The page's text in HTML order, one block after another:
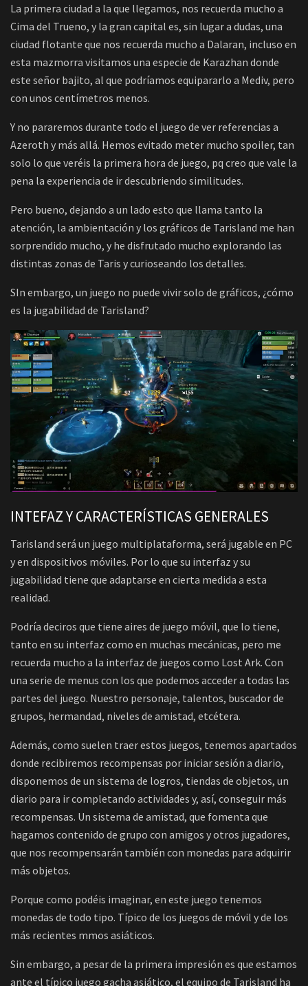
La primera ciudad a la que llegamos, nos recuerda mucho a
Cima del Trueno, y la gran capital es, sin lugar a dudas, una
ciudad flotante que nos recuerda mucho a Dalaran, incluso en
esta mazmorra visitamos una especie de Karazhan donde
este señor bajito, al que podríamos equipararlo a Mediv, pero
con unos centímetros menos.
Y no pararemos durante todo el juego de ver referencias a
Azeroth y más allá. Hemos evitado meter mucho spoiler, tan
solo lo que veréis la primera hora de juego, pq creo que vale la
pena la experiencia de ir descubriendo similitudes.
Pero bueno, dejando a un lado esto que llama tanto la
atención, la ambientación y los gráficos de Tarisland me han
sorprendido mucho, y he disfrutado mucho explorando las
distintas zonas de Taris y curioseando los detalles.
SIn embargo, un juego no puede vivir solo de gráficos, ¿cómo
es la jugabilidad de Tarisland?
INTEFAZ Y CARACTERÍSTICAS GENERALES
Tarisland será un juego multiplataforma, será jugable en PC
y en dispositivos móviles. Por lo que su interfaz y su
jugabilidad tiene que adaptarse en cierta medida a esta
realidad.
Podría deciros que tiene aires de juego móvil, que lo tiene,
tanto en su interfaz como en muchas mecánicas, pero me
recuerda mucho a la interfaz de juegos como Lost Ark. Con
una serie de menus con los que podemos acceder a todas las
partes del juego. Nuestro personaje, talentos, buscador de
grupos, hermandad, niveles de amistad, etcétera.
Además, como suelen traer estos juegos, tenemos apartados
donde recibiremos recompensas por iniciar sesión a diario,
disponemos de un sistema de logros, tiendas de objetos, un
diario para ir completando actividades y, así, conseguir más
recompensas. Un sistema de amistad, que fomenta que
hagamos contenido de grupo con amigos y otros jugadores,
que nos recompensarán también con monedas para adquirir
más objetos.
Porque como podéis imaginar, en este juego tenemos
monedas de todo tipo. Típico de los juegos de móvil y de los
más recientes mmos asiáticos.
Sin embargo, a pesar de la primera impresión es que estamos
ante el típico juego gacha asiático, el equipo de Tarisland ha